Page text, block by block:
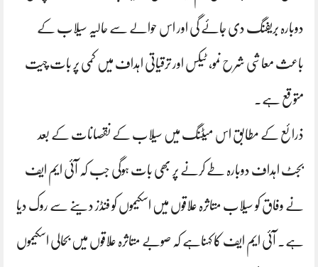
دوبارہ بریفنگ دی جائے گی اور اس حوالے سے حالیہ سیلاب کے
باعث معاشی شرح نمو، ٹیکس اور ترقیاتی اہداف میں کمی پر بات چیت
متوقع ہے۔
ذرائع کے مطابق اس میٹنگ میں سیلاب کے نقصانات کے بعد
بجٹ اہداف دوبارہ طے کرنے پر بھی بات ہوگی جب کہ آئی ایم ایف
نے وفاق کو سیلاب متاثرہ علاقوں میں اسکیموں کو فنڈز دینے سے روک دیا
ہے۔ آئی ایم ایف کا کہناہے کہ صوبے متاثرہ علاقوں میں بحالی اسکیموں